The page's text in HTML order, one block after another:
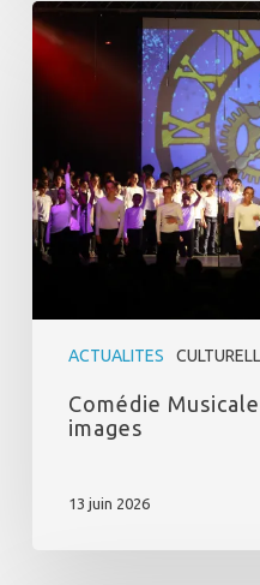
ACTUALITES
Comédie
Musicale
–
Retour
Comédie
images
13 juin 2026